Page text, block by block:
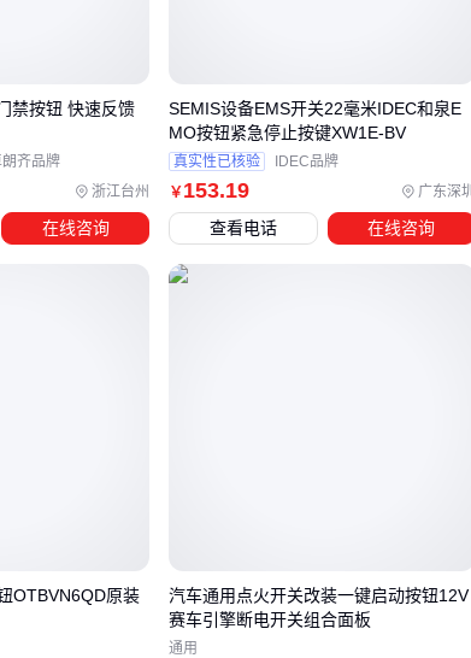
送带控制。其机械锁定机制能避免因误触或振动导致
电，但需注意长期锁定可能加速触点老化。与之相对
式按钮则更适合需要频繁启停的精密设备操作。
的选择需同时考虑气体组别和温度组别：化工车间与
的防爆要求存在明显差异。部分防爆接触器按钮会集
指示灯，这在能见度较低的作业环境中尤为实用，但需
能不足，需要额外配置防尘盖或防护罩来防止误触和
入。
浙江台州
禁按钮 快速反馈
齐品牌
在线咨询
￥ 153.19 广东深
SEMIS设备EMS开关22毫米IDEC和泉E
MO按钮紧急停止按键XW1E-BV
真实性已核验 IDEC品牌
查看电话 在线咨询
OTBVN6QD原装
汽车通用点火开关改装一键启动按钮12V
赛车引擎断电开关组合面板
通用